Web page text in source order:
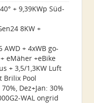
+ 9,39KWp Süd-
8KW +
AWD + 4xWB go-
eMäher +eBike
+ 3,5/1,3KW Luft
Brilix Pool
Dez+Jan: 30%
WAL ongrid